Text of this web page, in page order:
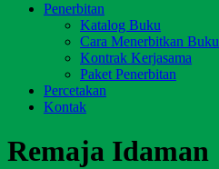
Penerbitan
Katalog Buku
Cara Menerbitkan Buku
Kontrak Kerjasama
Paket Penerbitan
Percetakan
Kontak
Remaja Idaman